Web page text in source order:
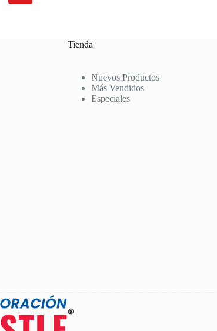
Tienda
Nuevos Productos
Más Vendidos
Especiales